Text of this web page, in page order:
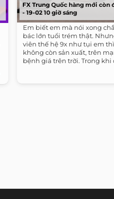
FX Trung Quốc hàng mới còn
- 19-02 10 giờ sáng
Em biết em mà nói xong
bác lớn tuổi trém thật.
viên thế hệ 9x như tụi em
không còn sản xuất, trên
bệnh giá trên trời. Trong khi